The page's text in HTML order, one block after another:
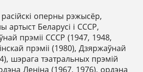
расійскі оперны рэжысёр,
артыст Беларусі і СССР,
прэміі СССР (1947, 1948,
прэміі (1980), Дзяржаўнай
шэрага тэатральных прэмій
Леніна (1967, 1976), ордэна